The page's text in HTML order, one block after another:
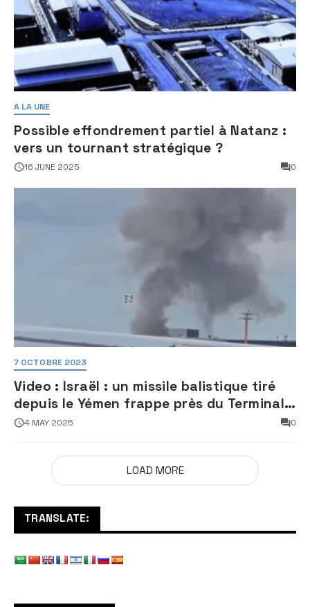
A LA UNE
Possible effondrement partiel à Natanz :
vers un tournant stratégique ?
16 JUNE 2025 0
7 OCTOBRE 2023
Video : Israël : un missile balistique tiré
depuis le Yémen frappe près du Terminal
3 de l’aéroport Ben Gourion
4 MAY 2025 0
LOAD MORE
TRANSLATE: